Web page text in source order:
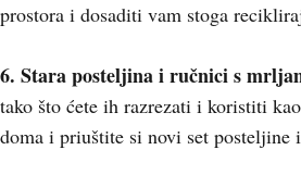
prostora i dosaditi vam stoga
6. Stara posteljina i ručnici s
tako što ćete ih razrezati i koristiti
doma i priuštite si novi set posteljine